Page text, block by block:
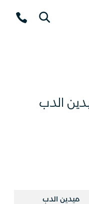
ميدين الدب